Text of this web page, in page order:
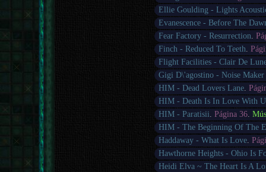
Ellie Goulding - Lights
Evanescence - Before The
Fear Factory - Resurrection.
Finch - Reduced To Teeth.
Flight Facilities - Clair De
Gigi D\'agostino - Noise Maker
HIM - Dead Lovers Lane.
HIM - Death Is In Love With
HIM - Paratisii.Página 36.
HIM - The Beginning Of The
Haddaway - What Is Love.
Hawthorne Heights - Ohio Is
Heidi Elva ~ The Heart Is A